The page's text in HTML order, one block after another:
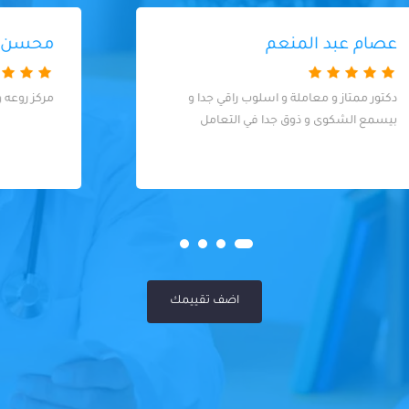
محسن فوزي
مركز روعه وبالذات الدكتوره روان الطب الاسنان
اضف تقييمك